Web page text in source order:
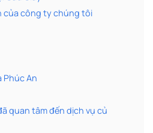
của công ty chúng tôi
Phúc An
quan tâm đến dịch vụ củ